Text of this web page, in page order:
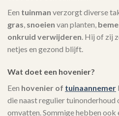
Een tuinman verzorgt diverse
gras, snoeien van planten,
onkruid verwijderen. Hij of zij
netjes en gezond blijft.
Wat doet een hovenier?
Een hovenier of tuinaannemer
die naast regulier tuinonderhoud
omvatten. Sommige hebben ook